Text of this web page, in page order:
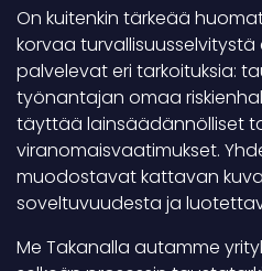
On kuitenkin tärkeää
korvaa turvallisuusselvitystä
palvelevat eri tarkoituksia:
työnantajan omaa
täyttää lainsäädännölliset
viranomaisvaatimukset.
muodostavat kattavan
soveltuvuudesta ja
Me Takanalla autamme